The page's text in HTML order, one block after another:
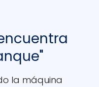
la máquina